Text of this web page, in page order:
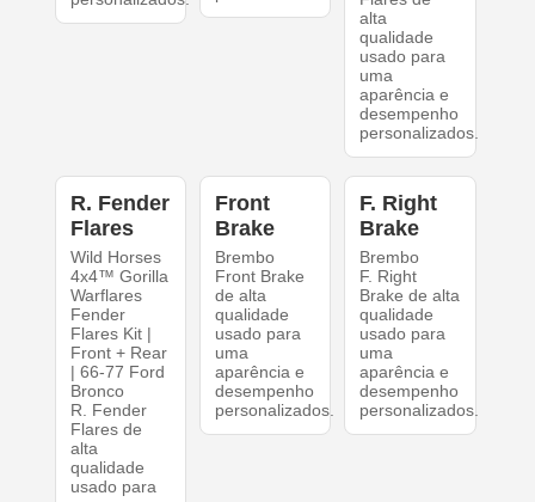
alta
qualidade
usado para
uma
aparência e
desempenho
personalizados.
R. Fender
Flares
Wild Horses
4x4™ Gorilla
Warflares
Fender
Flares Kit |
Front + Rear
| 66-77 Ford
Bronco
R. Fender
Flares de
alta
qualidade
usado para
Front
Brake
Brembo
Front Brake
de alta
qualidade
usado para
uma
aparência e
desempenho
personalizados.
F. Right
Brake
Brembo
F. Right
Brake de alta
qualidade
usado para
uma
aparência e
desempenho
personalizados.